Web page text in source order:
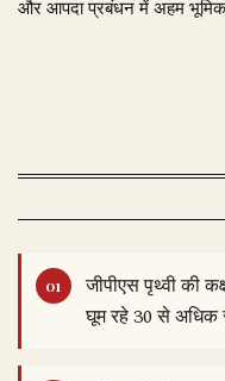
और आपदा प्रबंधन में अहम भूमिका
जीपीएस पृथ्वी की
घूम रहे 30 से अधिक